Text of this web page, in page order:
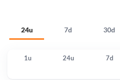
24u 7d 30d
1u 24u 7d